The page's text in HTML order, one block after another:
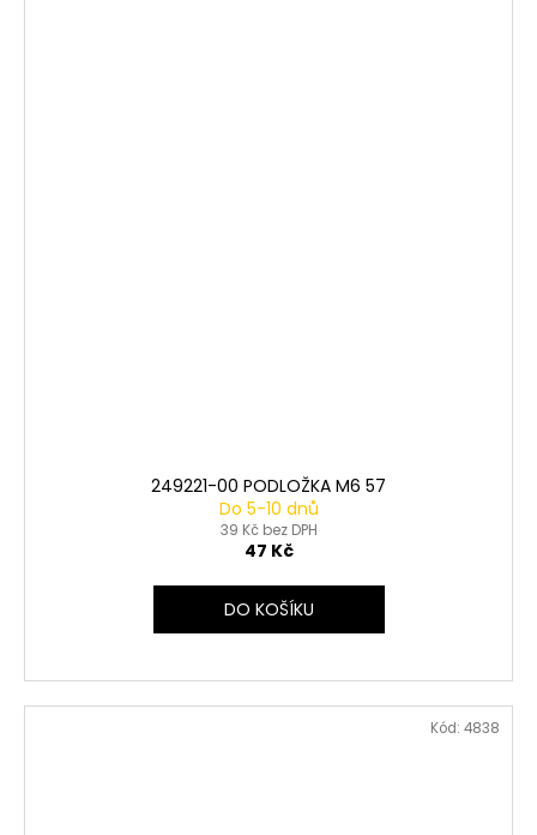
249221-00 PODLOŽKA M6 57
Do 5-10 dnů
39 Kč bez DPH
47 Kč
DO KOŠÍKU
Kód: 4838